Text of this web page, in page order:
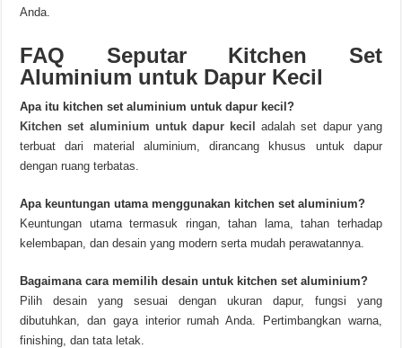
Anda.
FAQ Seputar Kitchen Set
Aluminium untuk Dapur Kecil
Apa itu kitchen set aluminium untuk dapur kecil?
Kitchen set aluminium untuk dapur kecil
adalah set dapur yang
terbuat dari material aluminium, dirancang khusus untuk dapur
dengan ruang terbatas.
Apa keuntungan utama menggunakan kitchen set aluminium?
Keuntungan utama termasuk ringan, tahan lama, tahan terhadap
kelembapan, dan desain yang modern serta mudah perawatannya.
Bagaimana cara memilih desain untuk kitchen set aluminium?
Pilih desain yang sesuai dengan ukuran dapur, fungsi yang
dibutuhkan, dan gaya interior rumah Anda. Pertimbangkan warna,
finishing, dan tata letak.